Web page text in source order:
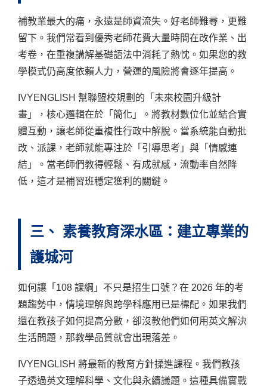
補教業最大的痛，永遠是師資流失。好老師難尋，更難
留下。我們常看到優秀老師花費大量時間在改作業、出
考卷，在重複講解基礎語法中消耗了熱忱。如果您的教
學模式仍高度依賴人力，營運的風險將會逐年提高。
IVYENGLISH 幫聯盟校規劃的「未來校園升級計
畫」，核心邏輯在於「簡化」。將教材數位化並結合實
體互動，讓老師從重複性行政中解脫。當系統能自動批
改、派課，老師就能專注於「引導思考」與「情感連
結」。當老師們教得輕鬆、有成就感，流動率自然降
低，這才是補習班穩定獲利的關鍵。
三、 素養教育深水區：建立專業的
護城河
如何讓「108 課綱」不只是招生口號？在 2026 年的考
題趨勢中，情境理解與跨學科應用已是標配。如果我們
還在教孩子如何提高分數，卻沒教他們如何用英文解決
生活問題，那教學品質就會出現落差。
IVYENGLISH 將最新的教育方針揉進課程。我們教孩
子透過英文理解科學、文化與永續議題。這種具備實戰